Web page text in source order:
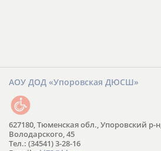
АОУ ДОД «Упоровская ДЮСШ»
627180, Тюменская обл., Упоровский р-
Володарского, 45
Тел.: (34541) 3-28-16